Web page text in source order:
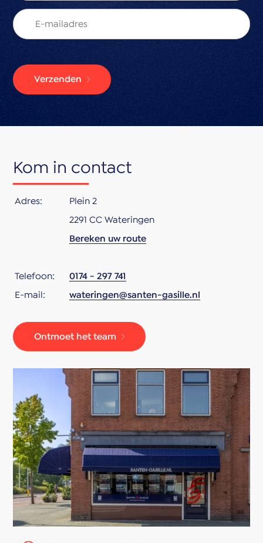
Verzenden
Kom in contact
Adres:
Plein 2
2291 CC Wateringen
Bereken uw route
Telefoon:
0174 - 297 741
E-mail:
wateringen@santen-gasille.nl
Ontmoet het team